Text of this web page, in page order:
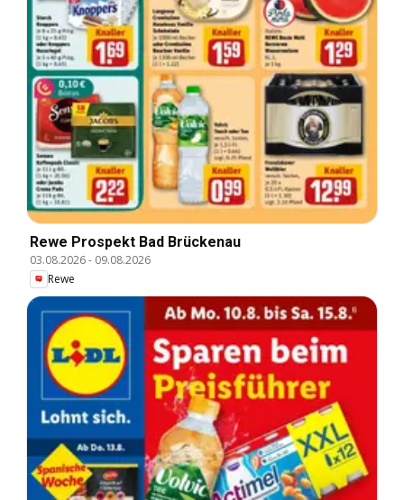
Rewe Prospekt Bad Brückenau
03.08.2026- 09.08.2026
Rewe